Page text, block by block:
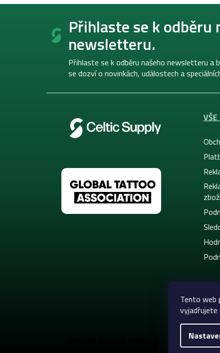
Tento web
vyjadřujete
Z
Přihlaste se k odběru
newsletteru.
Přihlaste se k odběru našeho newsletteru a
se dozví o novinkách, událostech a
VŠE
Copyright 2026